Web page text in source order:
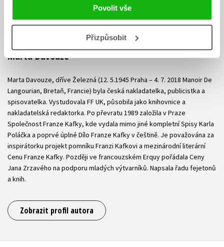
Povolit vše
Přizpůsobit
Marta Davouze
Marta Davouze, dříve Železná (12. 5.1945 Praha – 4. 7. 2018 Manoir De
Langourian, Bretaň, Francie) byla česká nakladatelka, publicistka a
spisovatelka. Vystudovala FF UK, působila jako knihovnice a
nakladatelská redaktorka. Po převratu 1989 založila v Praze
Společnost Franze Kafky, kde vydala mimo jiné kompletní Spisy Karla
Poláčka a poprvé úplné Dílo Franze Kafky v češtině. Je považována za
inspirátorku projekt pomníku Franzi Kafkovi a mezinárodní literární
Cenu Franze Kafky. Později ve francouzském Erquy pořádala Ceny
Jana Zrzavého na podporu mladých výtvarníků. Napsala řadu fejetonů
a knih.
Zobrazit profil autora